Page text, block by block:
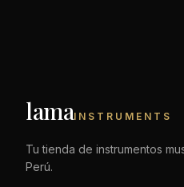
lamaINSTRUMENTS
Tu tienda de instrumentos
Perú.